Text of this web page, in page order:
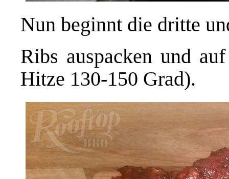
Nun beginnt die dritte
Ribs auspacken und
Hitze 130-150 Grad).